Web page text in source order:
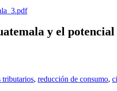
y el
tributarios, reducción de consumo,